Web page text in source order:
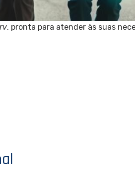
, pronta para atender às suas